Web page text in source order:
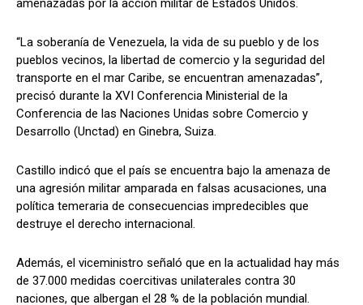
amenazadas por la acción militar de Estados Unidos.
“La soberanía de Venezuela, la vida de su pueblo y de los
pueblos vecinos, la libertad de comercio y la seguridad del
transporte en el mar Caribe, se encuentran amenazadas”,
precisó durante la XVI Conferencia Ministerial de la
Conferencia de las Naciones Unidas sobre Comercio y
Desarrollo (Unctad) en Ginebra, Suiza.
Castillo indicó que el país se encuentra bajo la amenaza de
una agresión militar amparada en falsas acusaciones, una
política temeraria de consecuencias impredecibles que
destruye el derecho internacional.
Además, el viceministro señaló que en la actualidad hay más
de 37.000 medidas coercitivas unilaterales contra 30
naciones, que albergan el 28 % de la población mundial.